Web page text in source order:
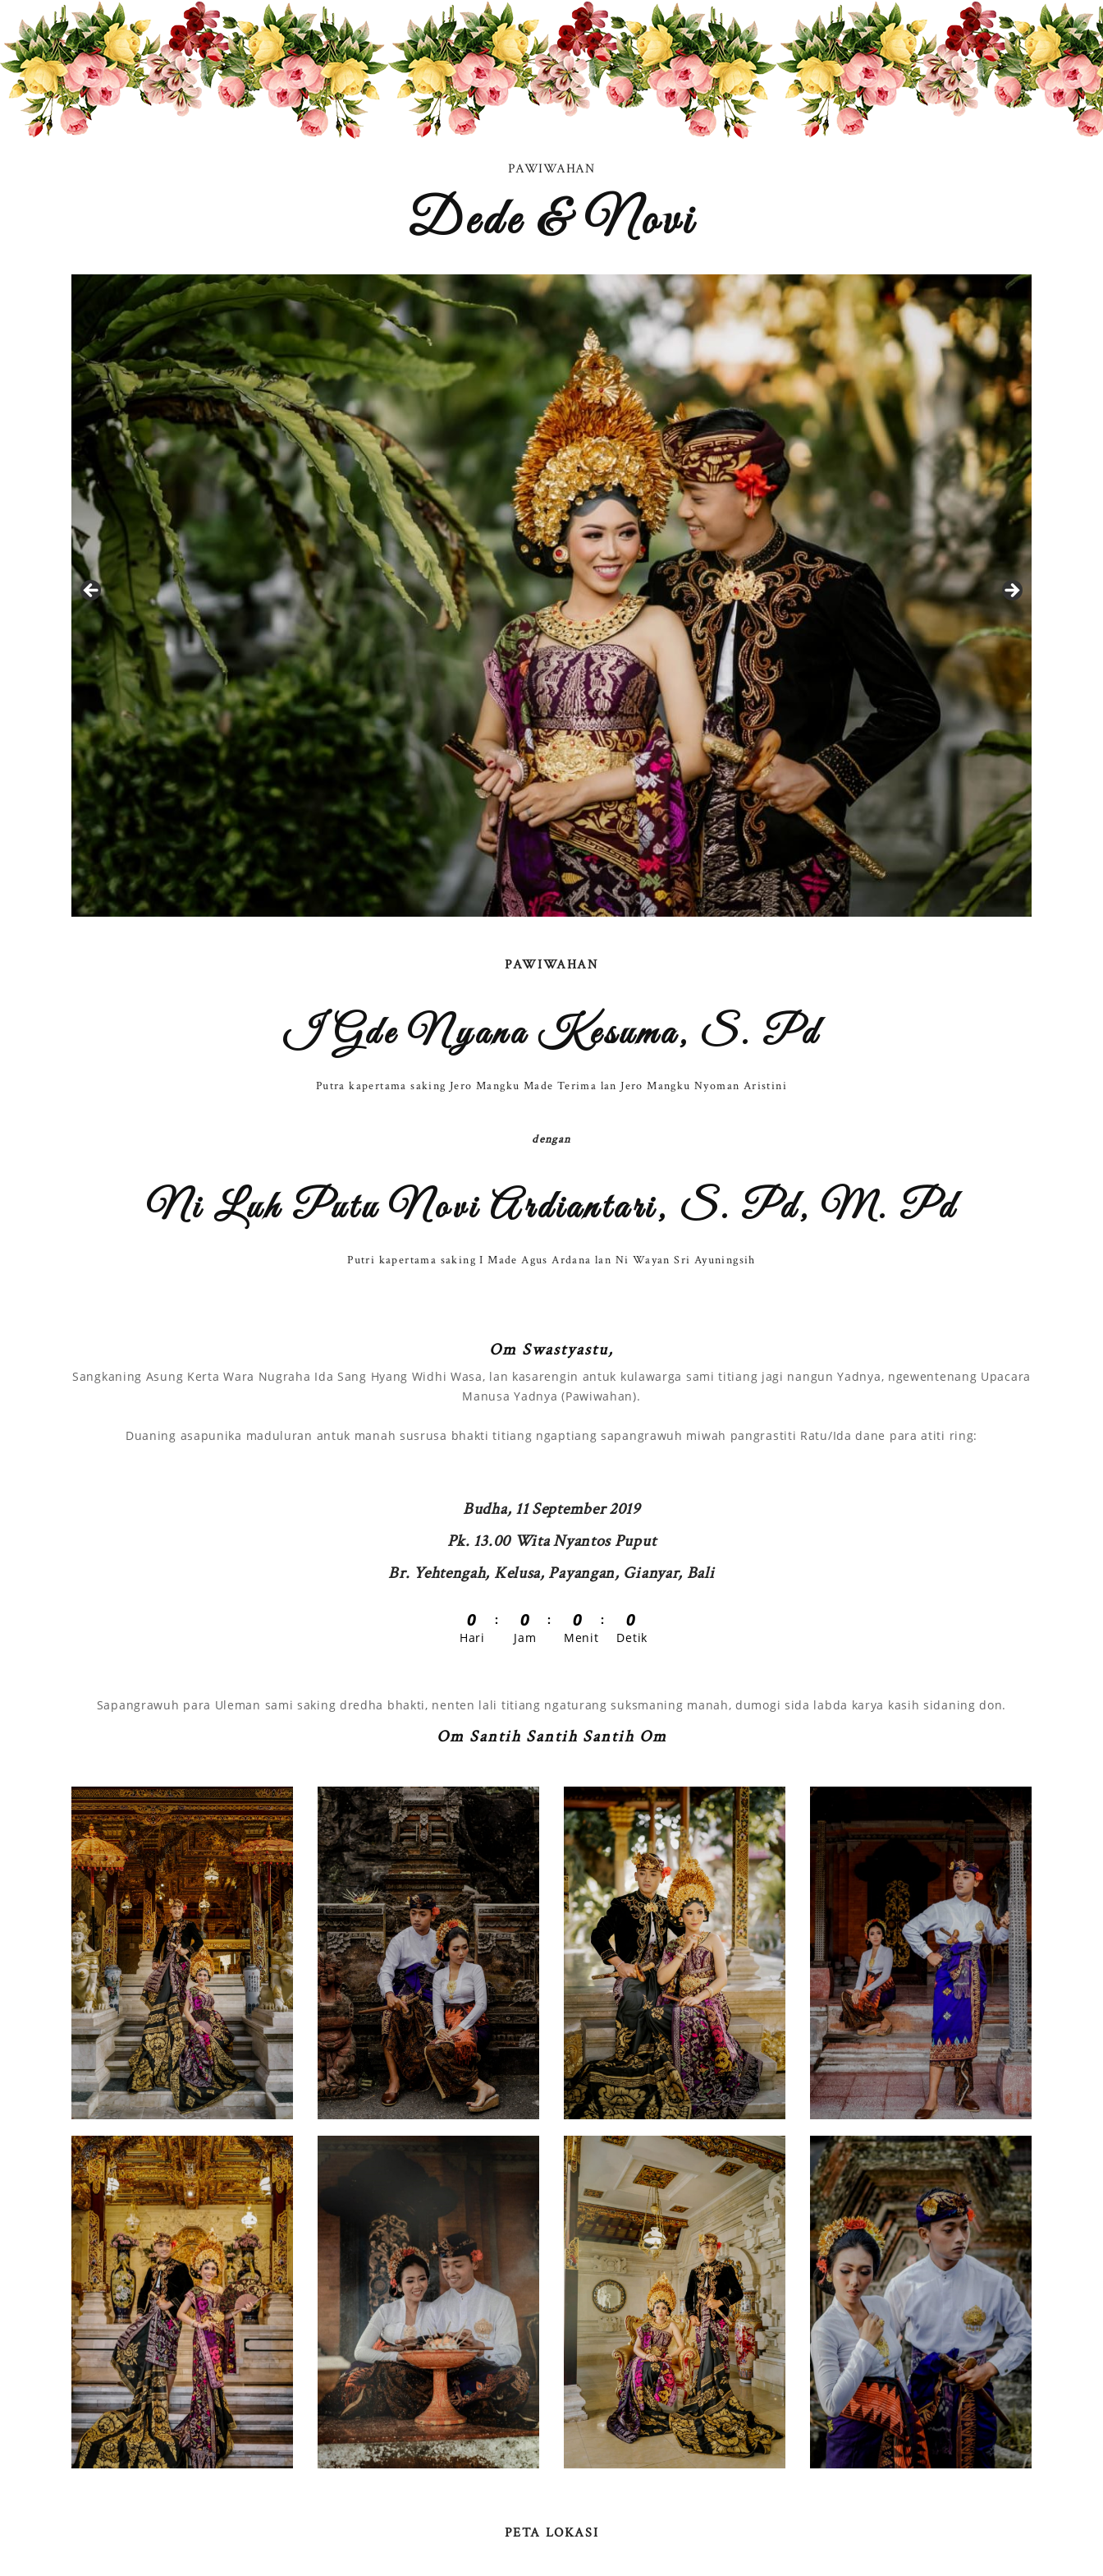
PAWIWAHAN
Dede & Novi
PAWIWAHAN
I Gde Nyana Kesuma, S. Pd
Putra kapertama saking Jero Mangku Made Terima lan Jero Mangku Nyoman Aristini
dengan
Ni Luh Putu Novi Ardiantari, S. Pd, M. Pd
Putri kapertama saking I Made Agus Ardana lan Ni Wayan Sri Ayuningsih
Om Swastyastu,
Sangkaning Asung Kerta Wara Nugraha Ida Sang Hyang Widhi Wasa, lan kasarengin antuk kulawarga sami titiang jagi nangun Yadnya, ngewentenang Upacara
Manusa Yadnya (Pawiwahan).
Duaning asapunika maduluran antuk manah susrusa bhakti titiang ngaptiang sapangrawuh miwah pangrastiti Ratu/Ida dane para atiti ring:
Budha, 11 September 2019
Pk. 13.00 Wita Nyantos Puput
Br. Yehtengah, Kelusa, Payangan, Gianyar, Bali
0
Hari
0
Jam
0
Menit
0
Detik
Sapangrawuh para Uleman sami saking dredha bhakti, nenten lali titiang ngaturang suksmaning manah, dumogi sida labda karya kasih sidaning don.
Om Santih Santih Santih Om
PETA LOKASI